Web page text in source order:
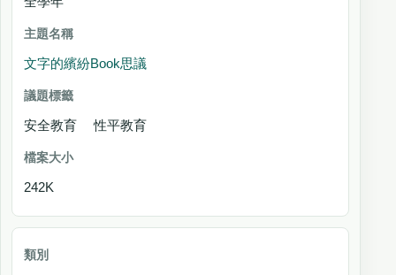
文字的繽紛Book思議
安全教育 性平教育
242K